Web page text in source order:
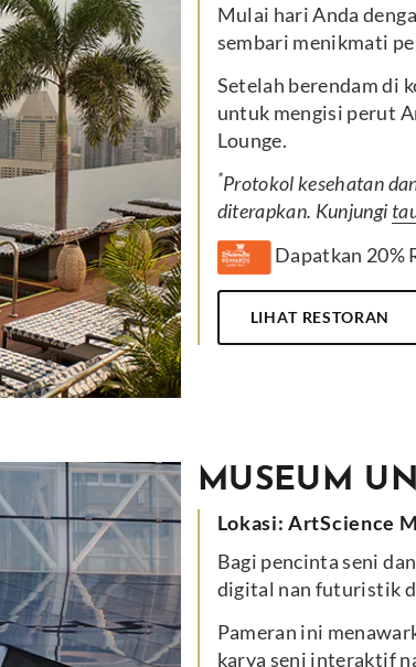
Mulai hari Anda
sembari menikmati
Setelah berendam di
untuk mengisi perut
Lounge.
*Protokol kesehatan
diterapkan. Kunjungi
Dapatkan 20%
LIHAT RESTORAN
MUSEUM
Lokasi: ArtScience
Bagi pencinta seni
digital nan futuristik
Pameran ini
karya seni interaktif